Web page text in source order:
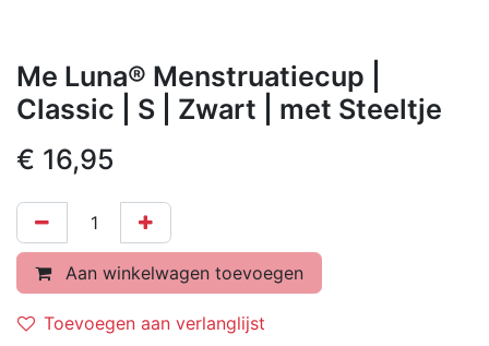
Me Luna® Menstruatiecup |
Classic | S | Zwart | met Steeltje
€ 16,95
Aan winkelwagen toevoegen
Toevoegen aan verlanglijst